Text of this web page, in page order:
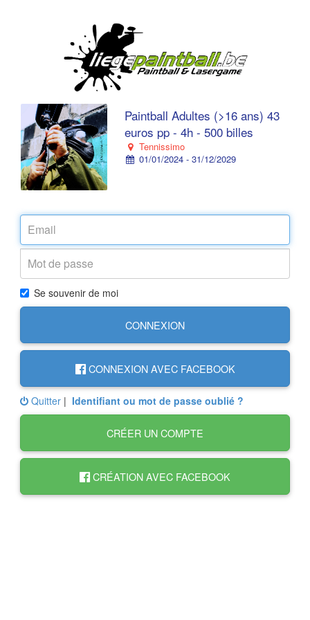
Paintball Adultes (>16 ans) 43
euros pp - 4h - 500 billes
Tennissimo
01/01/2024 - 31/12/2029
Se souvenir de moi
CONNEXION
CONNEXION AVEC FACEBOOK
Quitter | Identifiant ou mot de passe oublié ?
CRÉER UN COMPTE
CRÉATION AVEC FACEBOOK